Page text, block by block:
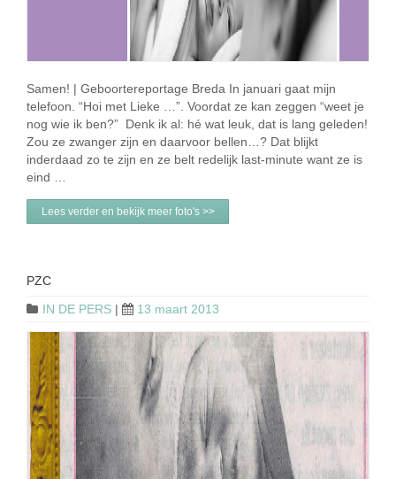
Samen! | Geboortereportage Breda In januari gaat mijn
telefoon. “Hoi met Lieke …”. Voordat ze kan zeggen “weet je
nog wie ik ben?” Denk ik al: hé wat leuk, dat is lang geleden!
Zou ze zwanger zijn en daarvoor bellen…? Dat blijkt
inderdaad zo te zijn en ze belt redelijk last-minute want ze is
eind …
Lees verder en bekijk meer foto's >>
PZC
IN DE PERS | 13 maart 2013